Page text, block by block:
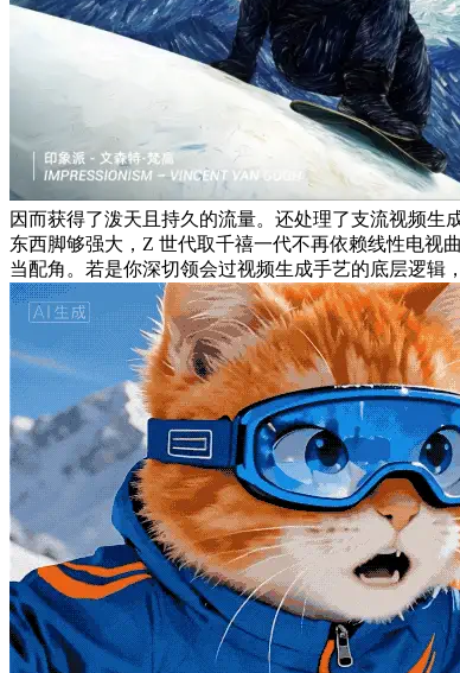
因而获得了泼天且持久的流量。还处理了支流视频
东西脚够强大，Z 世代取千禧一代不再依赖线性电视
当配角。若是你深切领会过视频生成手艺的底层逻辑